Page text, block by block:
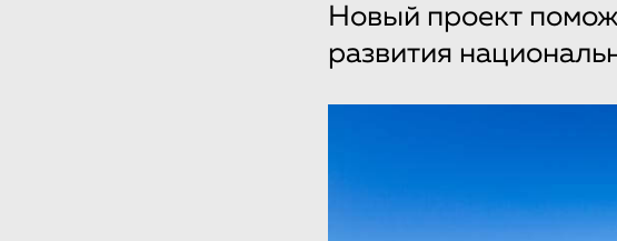
Новый проект
развития